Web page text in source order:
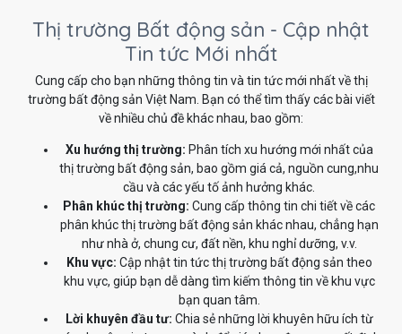
Thị trường Bất động sản - Cập nhật
Tin tức Mới nhất
Cung cấp cho bạn những thông tin và tin tức mới nhất về thị
trường bất động sản Việt Nam. Bạn có thể tìm thấy các bài viết
về nhiều chủ đề khác nhau, bao gồm:
Xu hướng thị trường: Phân tích xu hướng mới nhất của
thị trường bất động sản, bao gồm giá cả, nguồn cung,nhu
cầu và các yếu tố ảnh hưởng khác.
Phân khúc thị trường: Cung cấp thông tin chi tiết về các
phân khúc thị trường bất động sản khác nhau, chẳng hạn
như nhà ở, chung cư, đất nền, khu nghỉ dưỡng, v.v.
Khu vực: Cập nhật tin tức thị trường bất động sản theo
khu vực, giúp bạn dễ dàng tìm kiếm thông tin về khu vực
bạn quan tâm.
Lời khuyên đầu tư: Chia sẻ những lời khuyên hữu ích từ